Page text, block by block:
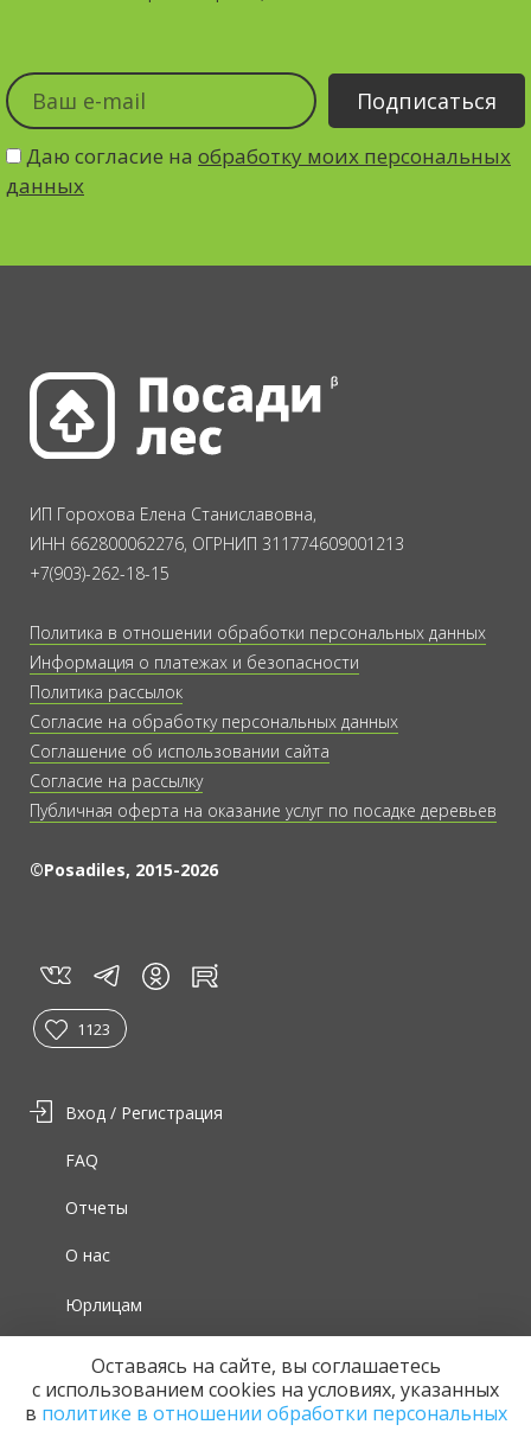
Даю согласие на обработку моих персональных
данных
ИП Горохова Елена Станиславовна,
ИНН 662800062276, ОГРНИП 311774609001213
+7(903)-262-18-15
Политика в отношении обработки персональных данных
Информация о платежах и безопасности
Политика рассылок
Согласие на обработку персональных данных
Соглашение об использовании сайта
Согласие на рассылку
Публичная оферта на оказание услуг по посадке деревьев
©Posadiles, 2015-2026
vk tg in rt
1123
Вход / Регистрация
Для волонтеров
Юрлицам
О нас
Отчеты
FAQ
Оставаясь на сайте, вы соглашаетесь
с использованием cookies на условиях, указанных
в политике в отношении обработки персональных